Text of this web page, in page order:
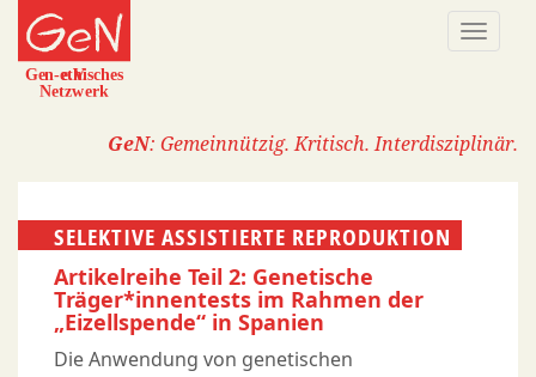
Direkt
zum
Inhalt
GeN: Gemeinnützig. Kritisch. Interdisziplinär.
SELEKTIVE ASSISTIERTE REPRODUKTION
Artikelreihe Teil 2: Genetische
Träger*innentests im Rahmen der
„Eizellspende“ in Spanien
Die Anwendung von genetischen